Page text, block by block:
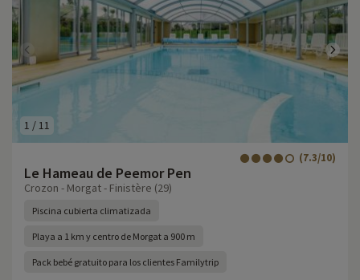
1 / 11
Le Hameau de Peemor Pen
(7.3/10)
Crozon - Morgat - Finistère (29)
Piscina cubierta climatizada
Playa a 1 km y centro de Morgat a 900 m
Pack bebé gratuito para los clientes Familytrip